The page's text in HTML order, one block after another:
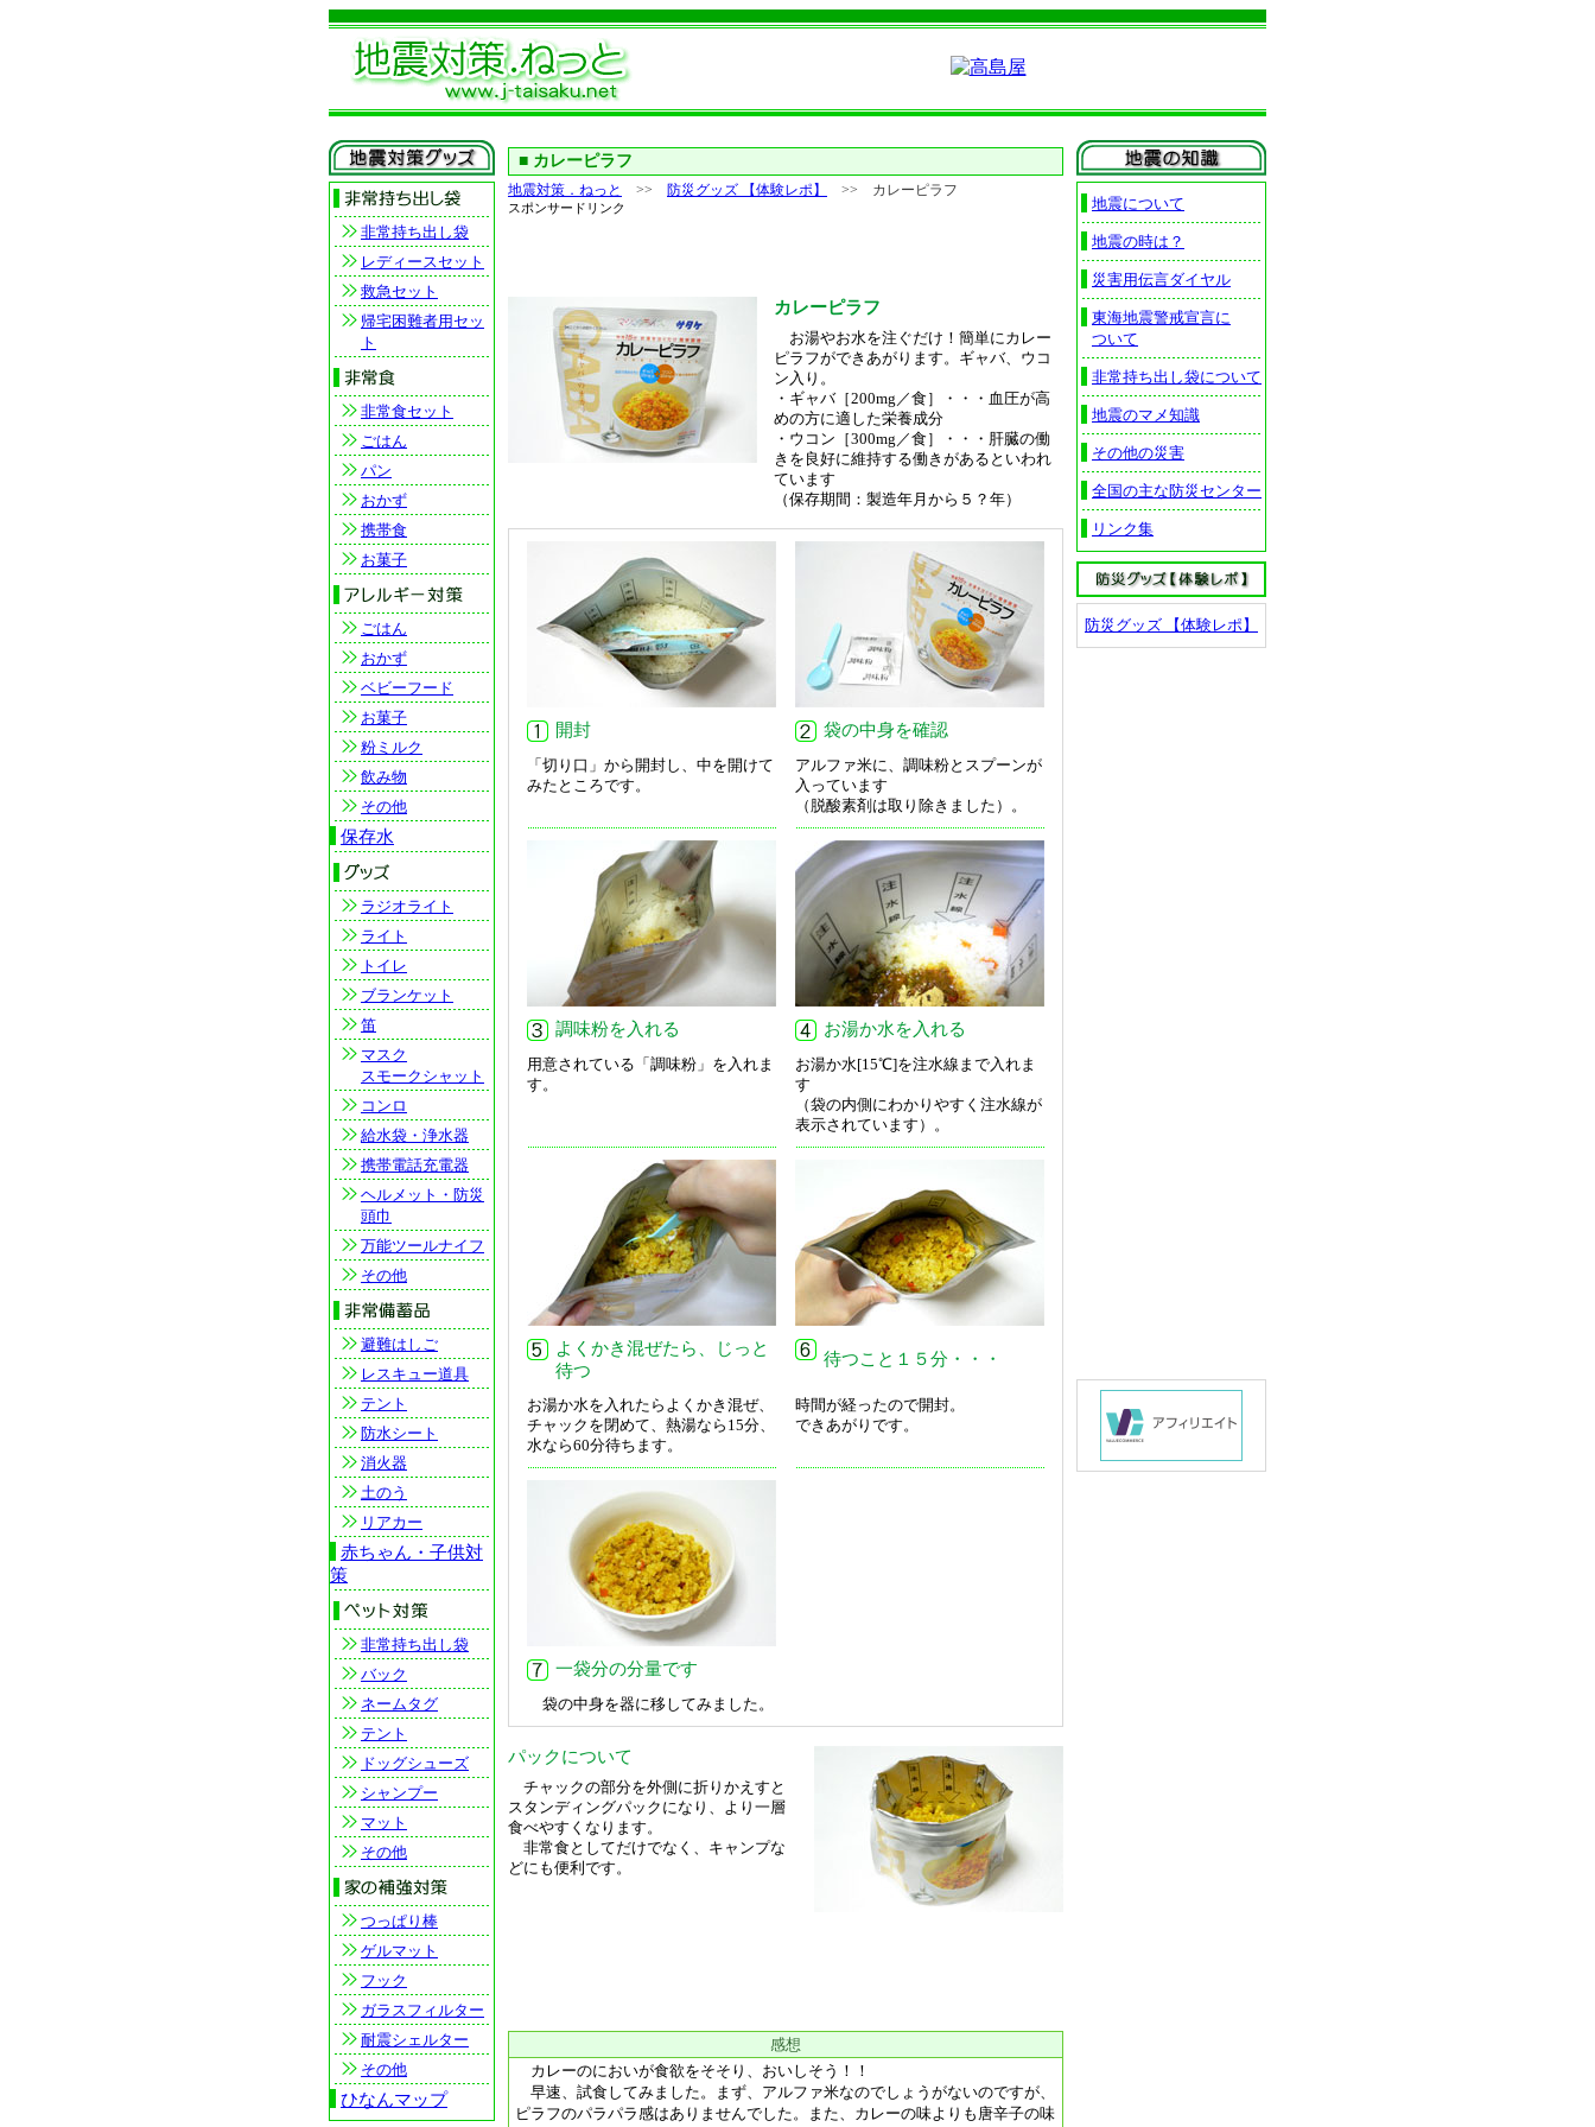
非常持ち出し袋
レディースセット
救急セット
帰宅困難者用セッ
ト
非常食セット
ごはん
パン
おかず
携帯食
お菓子
ごはん
おかず
ベビーフード
お菓子
粉ミルク
飲み物
その他
保存水
ラジオライト
ライト
トイレ
ブランケット
笛
マスク
スモークシャット
コンロ
給水袋・浄水器
携帯電話充電器
ヘルメット・防災
頭巾
万能ツールナイフ
その他
避難はしご
レスキュー道具
テント
防水シート
消火器
土のう
リアカー
赤ちゃん・子供対
策
非常持ち出し袋
バック
ネームタグ
テント
ドッグシューズ
シャンプー
マット
その他
つっぱり棒
ゲルマット
フック
ガラスフィルター
耐震シェルター
その他
ひなんマップ
■ カレーピラフ
地震対策．ねっと >> 防災グッズ 【体験レポ】 >> カレーピラフ
スポンサードリンク
カレーピラフ
お湯やお水を注ぐだけ！簡単にカレー
ピラフができあがります。ギャバ、ウコ
ン入り。
・ギャバ［200mg／食］・・・血圧が高
めの方に適した栄養成分
・ウコン［300mg／食］・・・肝臓の働
きを良好に維持する働きがあるといわれ
ています
（保存期間：製造年月から５？年）
開封 袋の中身を確認
「切り口」から開封し、中を開けて
みたところです。
アルファ米に、調味粉とスプーンが
入っています
（脱酸素剤は取り除きました）。
調味粉を入れる お湯か水を入れる
用意されている「調味粉」を入れま
す。
お湯か水[15℃]を注水線まで入れま
す
（袋の内側にわかりやすく注水線が
表示されています）。
よくかき混ぜたら、じっと
待つ
待つこと１５分・・・
お湯か水を入れたらよくかき混ぜ、
チャックを閉めて、熱湯なら15分、
水なら60分待ちます。
時間が経ったので開封。
できあがりです。
一袋分の分量です
袋の中身を器に移してみました。
パックについて
チャックの部分を外側に折りかえすと
スタンディングパックになり、より一層
食べやすくなります。
非常食としてだけでなく、キャンプな
どにも便利です。
感想
カレーのにおいが食欲をそそり、おいしそう！！
早速、試食してみました。まず、アルファ米なのでしょうがないのですが、
ピラフのパラパラ感はありませんでした。また、カレーの味よりも唐辛子の味
地震について
地震の時は？
災害用伝言ダイヤル
東海地震警戒宣言に
ついて
非常持ち出し袋について
地震のマメ知識
その他の災害
全国の主な防災センター
リンク集
防災グッズ 【体験レポ】